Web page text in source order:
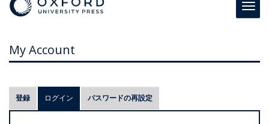
My Account
プ
ラ
登録 ログイン (アクティブなタブ)
パスワードの再設定